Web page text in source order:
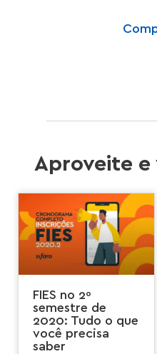
Aproveite e
FIES no 2º
semestre de
2020: Tudo o que
você precisa
saber